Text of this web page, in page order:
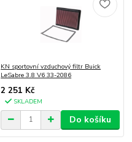
KN sportovní vzduchový filtr Buick
LeSabre 3.8 V6 33-2086
2 251 Kč
SKLADEM
Do košíku